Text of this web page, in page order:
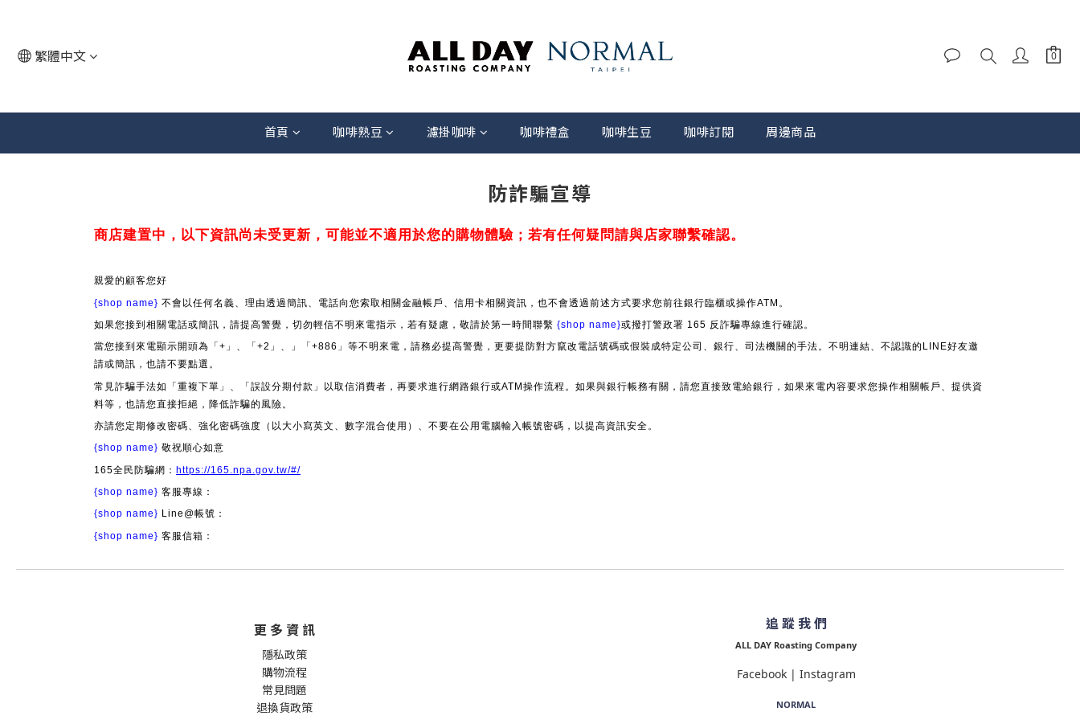
繁體中文
首頁 咖啡熟豆 濾掛咖啡 咖啡禮盒 咖啡生豆 咖啡訂閱 周邊商品
防詐騙宣導
商店建置中，以下資訊尚未受更新，可能並不適用於您的購物體驗；若有任何疑問請與店家聯繫確認。
親愛的顧客您好
{shop name} 不會以任何名義、理由透過簡訊、電話向您索取相關金融帳戶、信用卡相關資訊，也不會透過前述方式要求您前往銀行臨櫃或操作ATM。
如果您接到相關電話或簡訊，請提高警覺，切勿輕信不明來電指示，若有疑慮，敬請於第一時間聯繫 {shop name}或撥打警政署 165 反詐騙專線進行確認。
當您接到來電顯示開頭為「+」、「+2」、」「+886」等不明來電，請務必提高警覺，更要提防對方竄改電話號碼或假裝成特定公司、銀行、司法機關的手法。不明連結、不認識的LINE好友邀
請或簡訊，也請不要點選。
常見詐騙手法如「重複下單」、「誤設分期付款」以取信消費者，再要求進行網路銀行或ATM操作流程。如果與銀行帳務有關，請您直接致電給銀行，如果來電內容要求您操作相關帳戶、提供資
料等，也請您直接拒絕，降低詐騙的風險。
亦請您定期修改密碼、強化密碼強度（以大小寫英文、數字混合使用）、不要在公用電腦輸入帳號密碼，以提高資訊安全。
{shop name} 敬祝順心如意
165全民防騙網： https://165.npa.gov.tw/#/
{shop name} 客服專線：
{shop name} Line@帳號：
{shop name} 客服信箱：
更 多 資 訊
隱私政策
購物流程
常見問題
退換貨政策
追 蹤 我 們
ALL DAY Roasting Company
Facebook| Instagram
NORMAL